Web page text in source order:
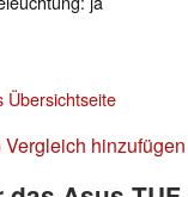
Übersichtseite
Vergleich hinzufügen